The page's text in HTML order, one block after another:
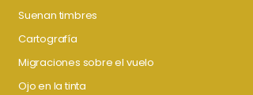
Suenan timbres
Cartografía
Migraciones sobre el vuelo
Ojo en la tinta